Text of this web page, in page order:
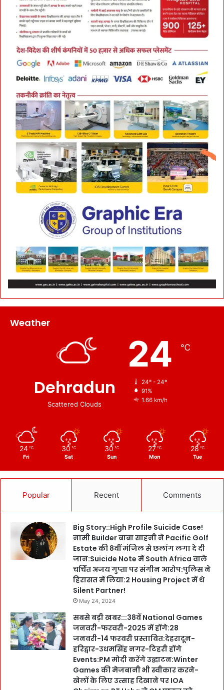
Weather
Dehradun
Scattered Clouds
24 ℃
24º - 24º
91%
1.66 km/h
24 ℃
Fri
30 ℃
Sat
30 ℃
Sun
27 ℃
Mon
28 ℃
Tue
Popular Recent Comments
Big Story::High Profile Suicide Case!
नामी Builder बाबा साहनी ने Pacific Golf
Estate की 8वीं मंजिल से छलांग लगा दे दी
जान:Suicide Note में South Africa वाले
चर्चित अजय गुप्ता पर संगीन आरोप:पुलिस ने
हिरासत में लिया:2 Housing Project में थे
Silent Partner!
May 24, 2024
सबसे बड़ी खबर:::38वें National Games
जनवरी-फरवरी-2025 में होंगे:28
जनवरी-14 फरवरी प्रस्तावित:देहरादून-
हरिद्वार-उधमसिंह नगर-टिहरी होंगे
Events:PM मोदी करेंगे उद्घाटन:Winter
Games की मेजबानी भी स्वीकार करने-
खेलों के लिए उत्साह दिखाने पर IOA